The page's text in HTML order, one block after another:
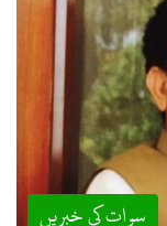
سوات کی خبریں